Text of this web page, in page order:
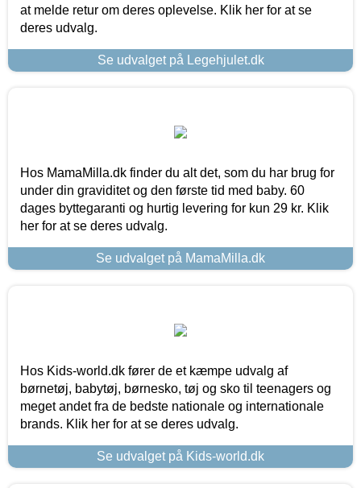
at melde retur om deres oplevelse. Klik her for at se
deres udvalg.
Se udvalget på Legehjulet.dk
Hos MamaMilla.dk finder du alt det, som du har brug for
under din graviditet og den første tid med baby. 60
dages byttegaranti og hurtig levering for kun 29 kr. Klik
her for at se deres udvalg.
Se udvalget på MamaMilla.dk
Hos Kids-world.dk fører de et kæmpe udvalg af
børnetøj, babytøj, børnesko, tøj og sko til teenagers og
meget andet fra de bedste nationale og internationale
brands. Klik her for at se deres udvalg.
Se udvalget på Kids-world.dk